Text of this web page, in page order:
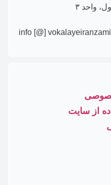
از سایت